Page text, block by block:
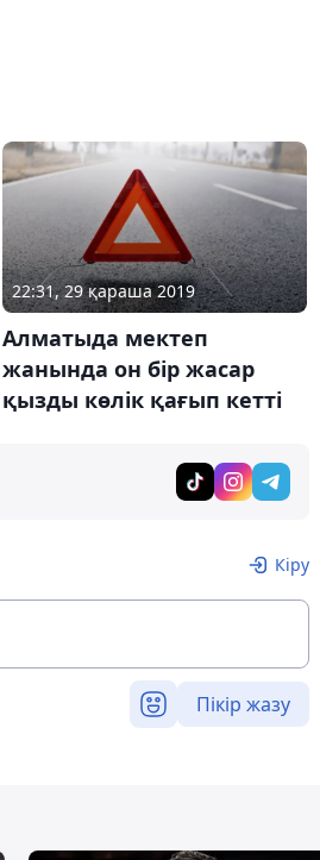
22:31, 29 қараша 2019
Алматыда мектеп
жанында он бір жасар
қызды көлік қағып кетті
Кіру
Пікір жазу